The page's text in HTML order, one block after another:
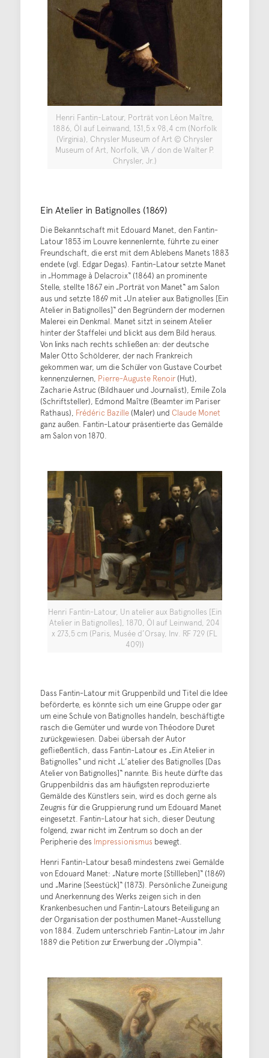
Henri Fantin-Latour, Porträt von Léon Maître,
1886, Öl auf Leinwand, 131,5 x 98,4 cm (Norfolk
(Virginia), Chrysler Museum of Art © Chrysler
Museum of Art, Norfolk, VA / don de Walter P.
Chrysler, Jr.)
Ein Atelier in Batignolles (1869)
Die Bekanntschaft mit Edouard Manet, den Fantin-
Latour 1853 im Louvre kennenlernte, führte zu einer
Freundschaft, die erst mit dem Ablebens Manets 1883
endete (vgl. Edgar Degas). Fantin-Latour setzte Manet
in „Hommage à Delacroix“ (1864) an prominente
Stelle, stellte 1867 ein „Porträt von Manet“ am Salon
aus und setzte 1869 mit „Un atelier aux Batignolles [Ein
Atelier in Batignolles]“ den Begründern der modernen
Malerei ein Denkmal. Manet sitzt in seinem Atelier
hinter der Staffelei und blickt aus dem Bild heraus.
Von links nach rechts schließen an: der deutsche
Maler Otto Schölderer, der nach Frankreich
gekommen war, um die Schüler von Gustave Courbet
kennenzulernen, Pierre-Auguste Renoir(Hut),
Zacharie Astruc (Bildhauer und Journalist), Emile Zola
(Schriftsteller), Edmond Maître (Beamter im Pariser
Rathaus), Frédéric Bazille(Maler) und Claude Monet
ganz außen. Fantin-Latour präsentierte das Gemälde
am Salon von 1870.
Henri Fantin-Latour, Un atelier aux Batignolles [Ein
Atelier in Batignolles], 1870, Öl auf Leinwand, 204
x 273,5 cm (Paris, Musée d’Orsay, Inv. RF 729 (FL
409))
Dass Fantin-Latour mit Gruppenbild und Titel die Idee
beförderte, es könnte sich um eine Gruppe oder gar
um eine Schule von Batignolles handeln, beschäftigte
rasch die Gemüter und wurde von Théodore Duret
zurückgewiesen. Dabei übersah der Autor
gefließentlich, dass Fantin-Latour es „Ein Atelier in
Batignolles“ und nicht „L’atelier des Batignolles [Das
Atelier von Batignolles]“ nannte. Bis heute dürfte das
Gruppenbildnis das am häufigsten reproduzierte
Gemälde des Künstlers sein, wird es doch gerne als
Zeugnis für die Gruppierung rund um Edouard Manet
eingesetzt. Fantin-Latour hat sich, dieser Deutung
folgend, zwar nicht im Zentrum so doch an der
Peripherie des Impressionismus bewegt.
Henri Fantin-Latour besaß mindestens zwei Gemälde
von Edouard Manet: „Nature morte [Stillleben]“ (1869)
und „Marine [Seestück]“ (1873). Persönliche Zuneigung
und Anerkennung des Werks zeigen sich in den
Krankenbesuchen und Fantin-Latours Beteiligung an
der Organisation der posthumen Manet-Ausstellung
von 1884. Zudem unterschrieb Fantin-Latour im Jahr
1889 die Petition zur Erwerbung der „Olympia“.